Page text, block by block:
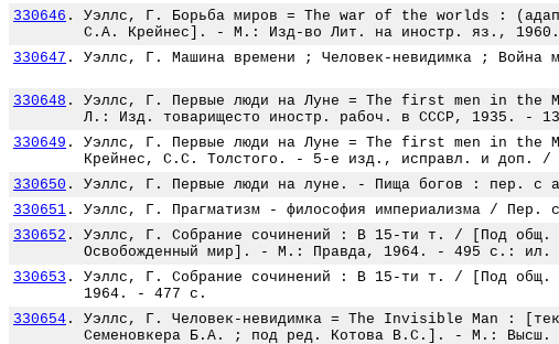
330646 .
Уэллс, Г. Борьба миров = The war of the worlds :
С.А. Крейнес]. - М.: Изд-во Лит. на иностр. яз.,
330647 . Уэллс, Г. Машина времени ; Человек-невидимка ;
330648 .
Уэллс, Г. Первые люди на Луне = The first men in
Л.: Изд. товарищесто иностр. рабоч. в СССР, 1935. -
330649 .
Уэллс, Г. Первые люди на Луне = The first men in
Крейнес, С.С. Толстого. - 5-е изд., исправл. и доп.
330650 . Уэллс, Г. Первые люди на луне. - Пища богов : пер.
330651 . Уэллс, Г. Прагматизм - философия империализма /
330652 .
Уэллс, Г. Собрание сочинений : В 15-ти т. / [Под
Освобожденный мир]. - М.: Правда, 1964. - 495 с.: ил.
330653 .
Уэллс, Г. Собрание сочинений : В 15-ти т. / [Под
1964. - 477 с.
330654 .
Уэллс, Г. Человек-невидимка = The Invisible Man :
Семеновкера Б.А. ; под ред. Котова В.С.]. - М.: